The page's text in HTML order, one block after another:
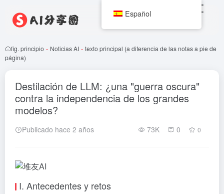
fig. principio - Noticias AI - texto principal (a diferencia de las notas a pie de
página)
Destilación de LLM: ¿una "guerra oscura"
contra la independencia de los grandes
modelos?
Publicado hace 2 años 73K 0 0
I. Antecedentes y retos
Español